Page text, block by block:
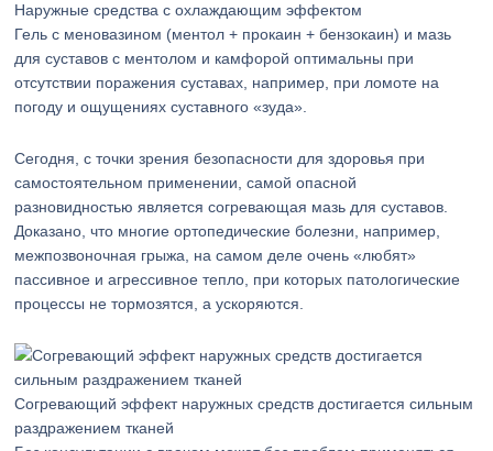
Наружные средства с охлаждающим эффектом
Гель с меновазином (ментол + прокаин + бензокаин) и мазь
для суставов с ментолом и камфорой оптимальны при
отсутствии поражения суставах, например, при ломоте на
погоду и ощущениях суставного «зуда».
Сегодня, с точки зрения безопасности для здоровья при
самостоятельном применении, самой опасной
разновидностью является согревающая мазь для суставов.
Доказано, что многие ортопедические болезни, например,
межпозвоночная грыжа, на самом деле очень «любят»
пассивное и агрессивное тепло, при которых патологические
процессы не тормозятся, а ускоряются.
Согревающий эффект наружных средств достигается сильным
раздражением тканей